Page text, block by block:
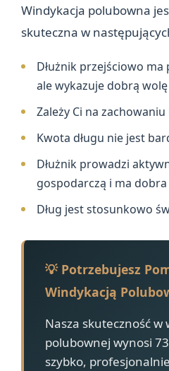
Windykacja polubowna
skuteczna w
Dłużnik przejściowo
ale wykazuje dobrą wolę
Zależy Ci na
Kwota długu nie jest
Dłużnik prowadzi
gospodarczą i ma
Dług jest stosunkowo
💡 Potrzebujesz
Windykacją
Nasza skuteczność w
polubownej wynosi
szybko,